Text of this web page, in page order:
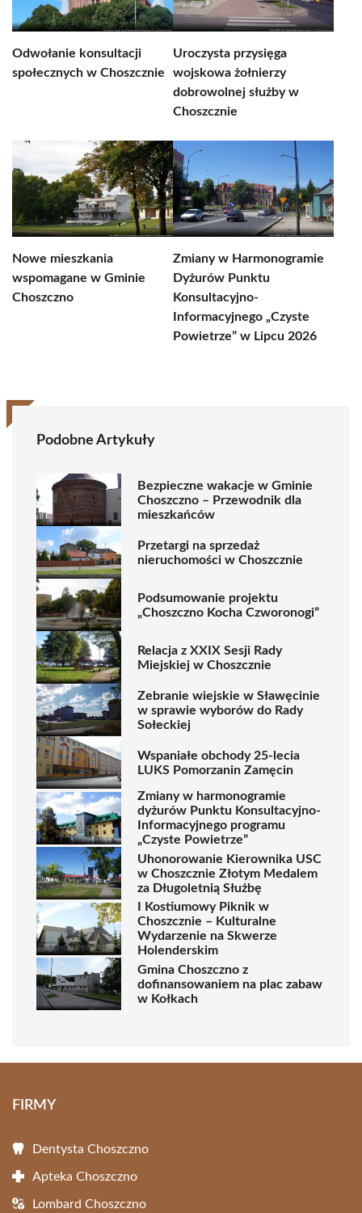
Odwołanie konsultacji
społecznych w Choszcznie
Uroczysta przysięga
wojskowa żołnierzy
dobrowolnej służby w
Choszcznie
Nowe mieszkania
wspomagane w Gminie
Choszczno
Zmiany w Harmonogramie
Dyżurów Punktu
Konsultacyjno-
Informacyjnego „Czyste
Powietrze” w Lipcu 2026
Podobne Artykuły
Bezpieczne wakacje w Gminie
Choszczno – Przewodnik dla
mieszkańców
Przetargi na sprzedaż
nieruchomości w Choszcznie
Podsumowanie projektu
„Choszczno Kocha Czworonogi”
Relacja z XXIX Sesji Rady
Miejskiej w Choszcznie
Zebranie wiejskie w Sławęcinie
w sprawie wyborów do Rady
Sołeckiej
Wspaniałe obchody 25-lecia
LUKS Pomorzanin Zamęcin
Zmiany w harmonogramie
dyżurów Punktu Konsultacyjno-
Informacyjnego programu
„Czyste Powietrze”
Uhonorowanie Kierownika USC
w Choszcznie Złotym Medalem
za Długoletnią Służbę
I Kostiumowy Piknik w
Choszcznie – Kulturalne
Wydarzenie na Skwerze
Holenderskim
Gmina Choszczno z
dofinansowaniem na plac zabaw
w Kołkach
FIRMY
Dentysta Choszczno
Apteka Choszczno
Lombard Choszczno